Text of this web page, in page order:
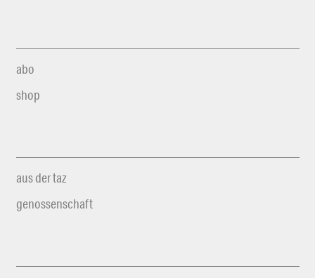
abo
shop
aus der taz
genossenschaft